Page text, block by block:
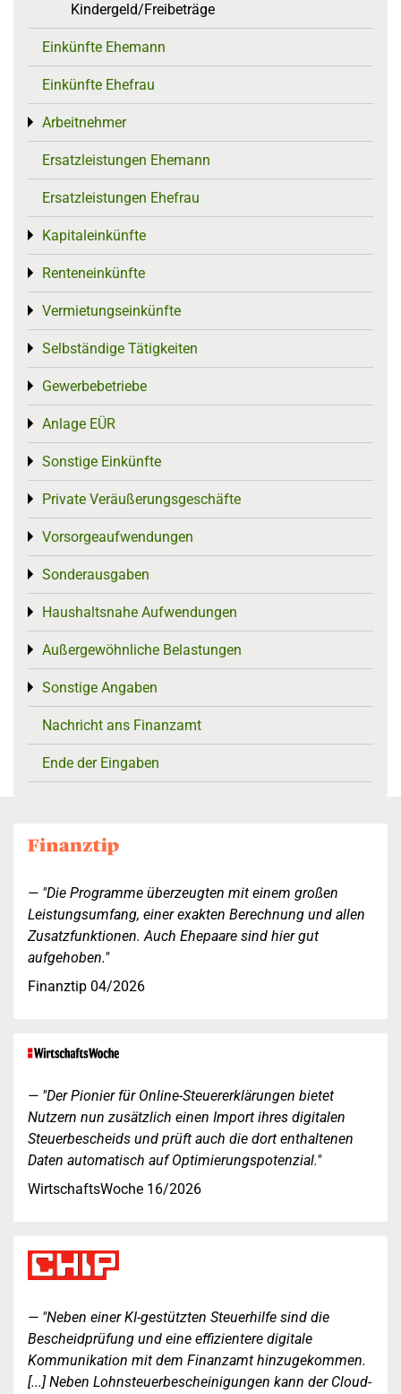
Kindergeld/Freibeträge
Einkünfte Ehemann
Einkünfte Ehefrau
Arbeitnehmer
Toggle menu
Ersatzleistungen Ehemann
Ersatzleistungen Ehefrau
Kapitaleinkünfte
Toggle menu
Renteneinkünfte
Toggle menu
Vermietungseinkünfte
Toggle menu
Selbständige Tätigkeiten
Toggle menu
Gewerbebetriebe
Toggle menu
Anlage EÜR
Toggle menu
Sonstige Einkünfte
Toggle menu
Private Veräußerungsgeschäfte
Toggle menu
Vorsorgeaufwendungen
Toggle menu
Sonderausgaben
Toggle menu
Haushaltsnahe Aufwendungen
Toggle menu
Außergewöhnliche Belastungen
Toggle menu
Sonstige Angaben
Toggle menu
Nachricht ans Finanzamt
Ende der Eingaben
"Die Programme überzeugten mit einem großen
Leistungsumfang, einer exakten Berechnung und allen
Zusatzfunktionen. Auch Ehepaare sind hier gut
aufgehoben."
Finanztip 04/2026
"Der Pionier für Online-Steuererklärungen bietet
Nutzern nun zusätzlich einen Import ihres digitalen
Steuerbescheids und prüft auch die dort enthaltenen
Daten automatisch auf Optimierungspotenzial."
WirtschaftsWoche 16/2026
"Neben einer KI-gestützten Steuerhilfe sind die
Bescheidprüfung und eine effizientere digitale
Kommunikation mit dem Finanzamt hinzugekommen.
[...] Neben Lohnsteuerbescheinigungen kann der Cloud-